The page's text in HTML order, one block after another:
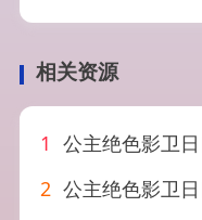
相关资源
1 公主绝色影卫日日以下犯上&
2 公主绝色影卫日日以下犯上&